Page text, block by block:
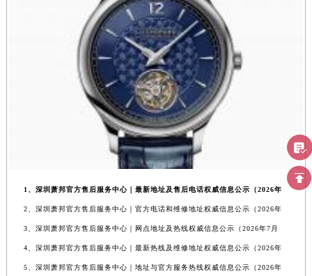
1、深圳萧邦官方售后服务中心｜最新地址及售后电话权威信息公示（2026年
2、深圳萧邦官方售后服务中心｜官方电话和维修地址权威信息公示（2026年
3、深圳萧邦官方售后服务中心｜网点地址及热线权威信息公示（2026年7月
4、深圳萧邦官方售后服务中心｜最新热线及维修地址权威信息公示（2026年
5、深圳萧邦官方售后服务中心｜地址与官方服务热线权威信息公示（2026年